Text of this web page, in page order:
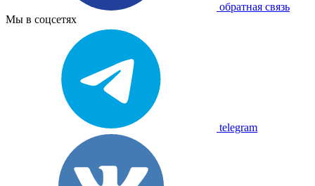
обратная связь
Мы в соцсетях
telegram